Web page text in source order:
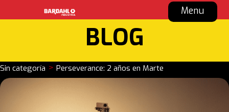
Menu
BLOG
Sin categoría > Perseverance: 2 años en Marte